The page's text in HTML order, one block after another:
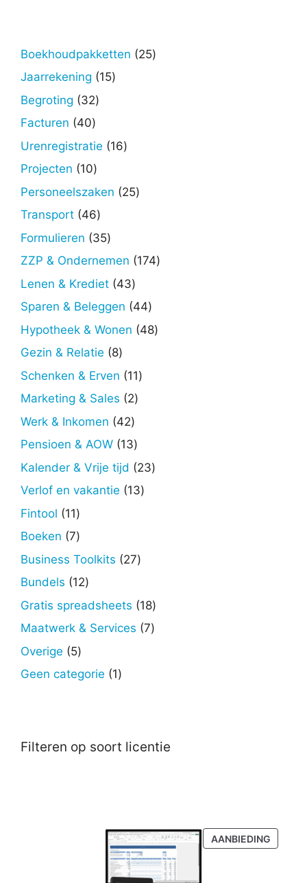
Boekhoudpakketten 2525
Jaarrekening 1515
Begroting 3232
Facturen 4040
producten
Urenregistratie 1616
Projecten 1010
producten
Personeelszaken 2525
Transport 4646
producten
Formulieren 3535
producten
ZZP & Ondernemen 174174
Lenen & Krediet 4343
producten
Sparen & Beleggen 4444
producten
Hypotheek & Wonen 4848
Gezin & Relatie 88
producten
Schenken & Erven 1111
Marketing & Sales 22
Werk & Inkomen 4242
producten
Pensioen & AOW 1313
producten
Kalender & Vrije tijd 2323
Verlof en vakantie 1313
Fintool 1111
producten
Boeken 77
producten
Business Toolkits 2727
Bundels 1212
producten
Gratis spreadsheets 1818
producten
Maatwerk & Services 77
Overige 55
producten
Geen categorie 11
Filteren op soort licentie
AANBIEDING
IN